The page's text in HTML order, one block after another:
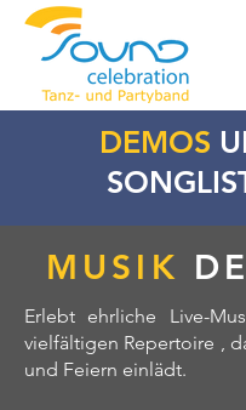
DEMOS
MUSIK
Erlebt ehrliche Live-
vielfältigen Repertoire ,
und Feiern einlädt.